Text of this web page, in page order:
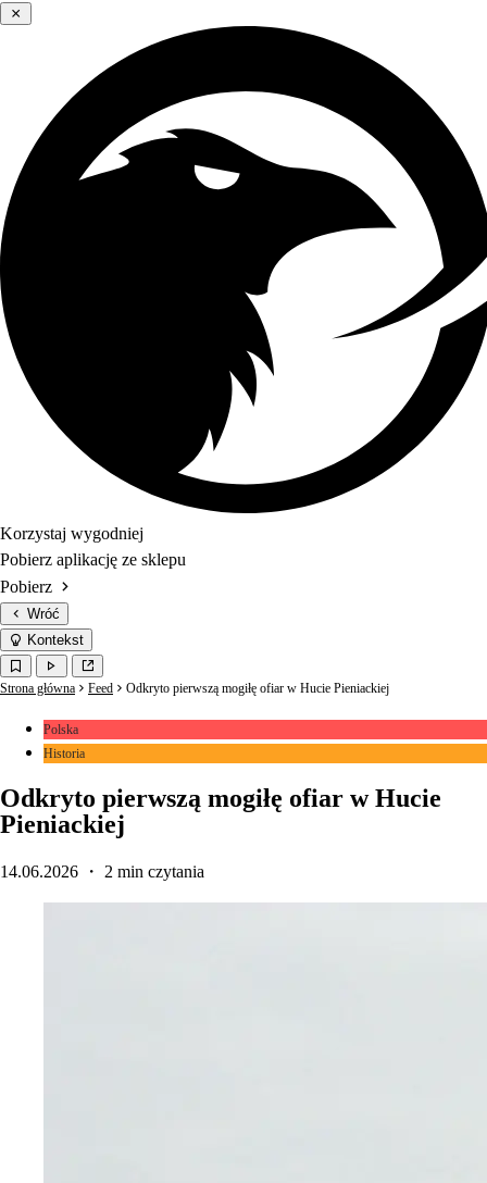
Korzystaj wygodniej
Pobierz aplikację ze sklepu
Pobierz
Wróć
Kontekst
Strona główna Feed Odkryto pierwszą mogiłę ofiar w Hucie Pieniackiej
Polska
Historia
Odkryto pierwszą mogiłę ofiar w Hucie
Pieniackiej
14.06.2026 ・ 2 min czytania